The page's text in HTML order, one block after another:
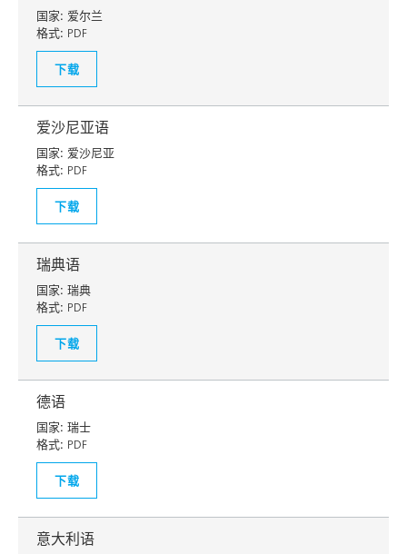
国家: 爱尔兰
格式: PDF
下载
爱沙尼亚语
国家: 爱沙尼亚
格式: PDF
下载
瑞典语
国家: 瑞典
格式: PDF
下载
德语
国家: 瑞士
格式: PDF
下载
意大利语